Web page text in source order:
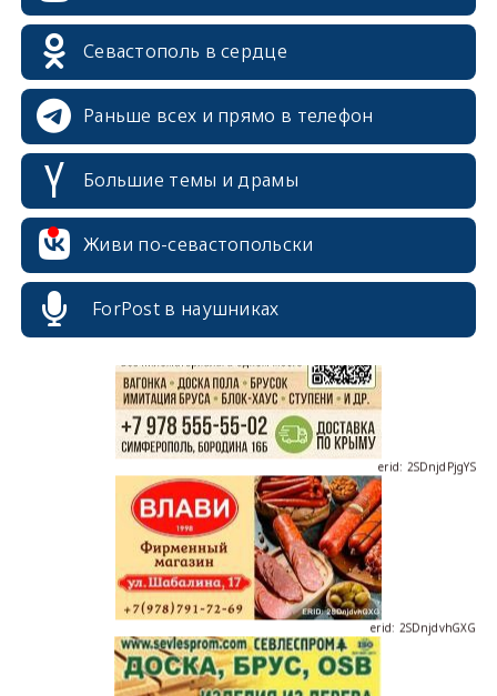
Севастополь в сердце
Раньше всех и прямо в телефон
Большие темы и драмы
Живи по-севастопольски
ForPost в наушниках
erid: 2SDnjcrDNw6
erid: 2SDnjdPjgYS
erid: 2SDnjdvhGXG